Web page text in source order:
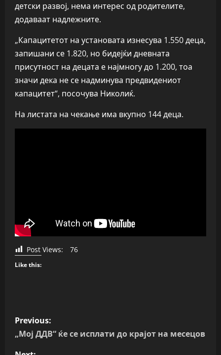
детски развој, нема интерес од родителите,
додаваат надлежните.
„Капацитетот на установата изнесува 1.550 деца,
запишани се 1.820, но бидејќи дневната
присутност на децата е најмногу до 1.200, тоа
значи дека не се надминува предвидениот
капацитет“, посочува Николиќ.
На листата на чекање има вкупно 144 деца.
Post Views: 76
Like this:
P
o
Previous:
„Мој ДДВ“ ќе се исплати до крајот на месецов